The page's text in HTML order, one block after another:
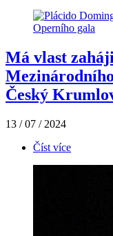
Má vlast
Český
13 / 07 / 2024
Číst více